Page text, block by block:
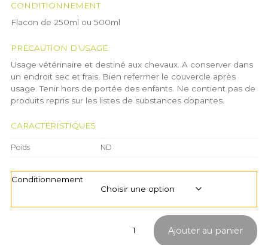
CONDITIONNEMENT
Flacon de 250ml ou 500ml
PRÉCAUTION D’USAGE
Usage vétérinaire et destiné aux chevaux. A conserver dans
un endroit sec et frais. Bien refermer le couvercle après
usage. Tenir hors de portée des enfants. Ne contient pas de
produits repris sur les listes de substances dopantes.
CARACTÉRISTIQUES
Poids ND
Conditionnement
Ajouter au panier